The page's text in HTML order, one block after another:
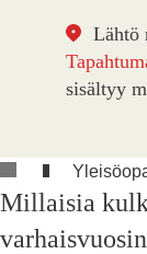
Lähtö
sisältyy
Millaisia